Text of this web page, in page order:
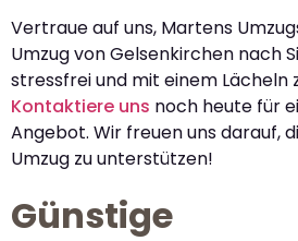
Vertraue auf uns, Martens
Umzug von Gelsenkirchen nach
stressfrei und mit einem Lächeln
Kontaktiere uns noch heute für
Angebot. Wir freuen uns darauf,
Umzug zu unterstützen!
Günstige